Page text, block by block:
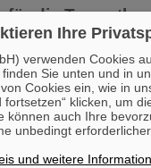
für die
zu
Das mit einem
Durante, dem
Applications of
erreicht: Die erste
Ihre
verwenden Cookies
Sie unten und in
Cookies ein, wie in
fortsetzen“ klicken, um
können auch Ihre
unbedingt erforderlicher
und weitere